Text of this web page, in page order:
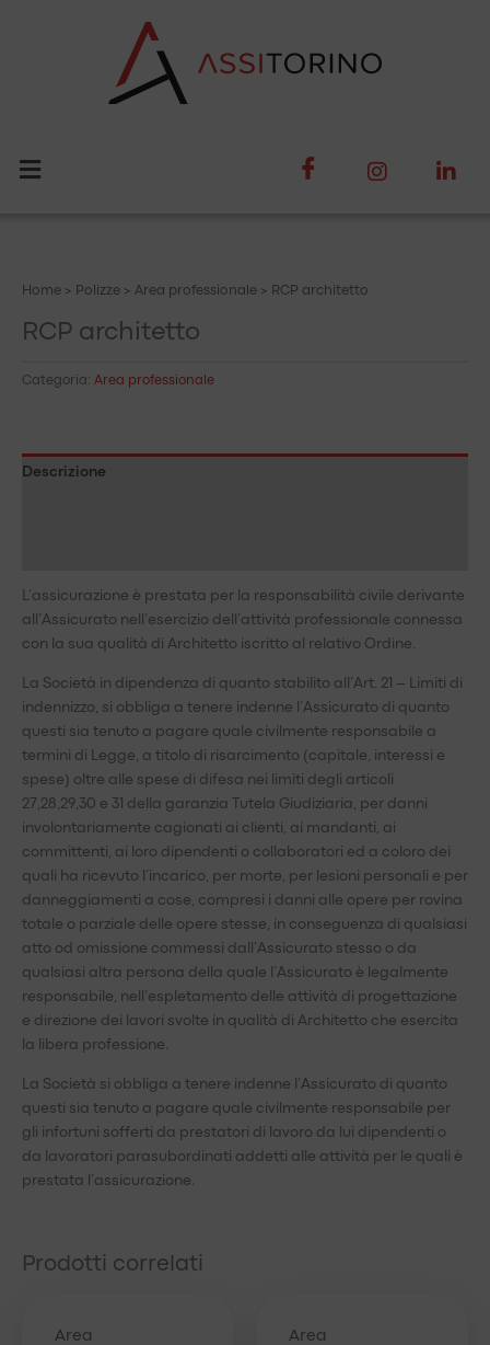
Home > Polizze > Area professionale > RCP architetto
RCP architetto
Categoria: Area professionale
Descrizione
L’assicurazione è prestata per la responsabilità civile derivante
all’Assicurato nell’esercizio dell’attività professionale connessa
con la sua qualità di Architetto iscritto al relativo Ordine.
La Società in dipendenza di quanto stabilito all’Art. 21 – Limiti di
indennizzo, si obbliga a tenere indenne l’Assicurato di quanto
questi sia tenuto a pagare quale civilmente responsabile a
termini di Legge, a titolo di risarcimento (capitale, interessi e
spese) oltre alle spese di difesa nei limiti degli articoli
27,28,29,30 e 31 della garanzia Tutela Giudiziaria, per danni
involontariamente cagionati ai clienti, ai mandanti, ai
committenti, ai loro dipendenti o collaboratori ed a coloro dei
quali ha ricevuto l’incarico, per morte, per lesioni personali e per
danneggiamenti a cose, compresi i danni alle opere per rovina
totale o parziale delle opere stesse, in conseguenza di qualsiasi
atto od omissione commessi dall’Assicurato stesso o da
qualsiasi altra persona della quale l’Assicurato è legalmente
responsabile, nell’espletamento delle attività di progettazione
e direzione dei lavori svolte in qualità di Architetto che esercita
la libera professione.
La Società si obbliga a tenere indenne l’Assicurato di quanto
questi sia tenuto a pagare quale civilmente responsabile per
gli infortuni sofferti da prestatori di lavoro da lui dipendenti o
da lavoratori parasubordinati addetti alle attività per le quali è
prestata l’assicurazione.
Prodotti correlati
Area
Area